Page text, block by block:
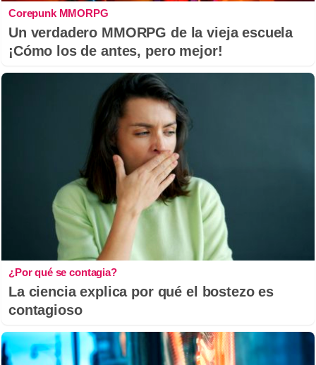
Corepunk MMORPG
Un verdadero MMORPG de la vieja escuela
¡Cómo los de antes, pero mejor!
¿Por qué se contagia?
La ciencia explica por qué el bostezo es
contagioso